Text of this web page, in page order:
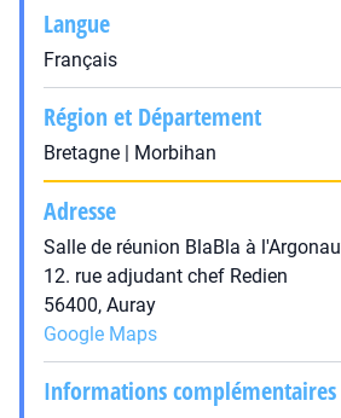
Langue
Français
Région et Département
Bretagne | Morbihan
Adresse
Salle de réunion BlaBla à
12. rue adjudant chef Redien
56400, Auray
Google Maps
Informations complémentaires